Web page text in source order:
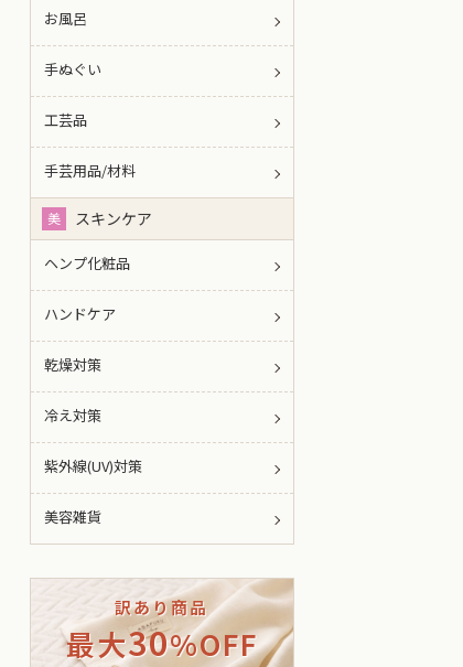
お風呂
手ぬぐい
工芸品
手芸用品/材料
美 スキンケア
ヘンプ化粧品
ハンドケア
乾燥対策
冷え対策
紫外線(UV)対策
美容雑貨
訳あり商品
最大30%OFF